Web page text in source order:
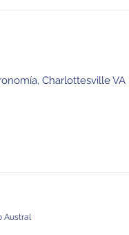
Charlottesville VA
Austral